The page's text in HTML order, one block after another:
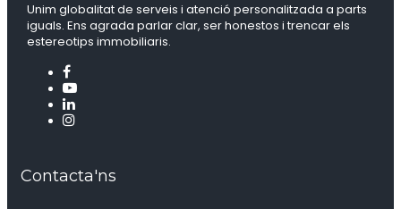
Unim globalitat de serveis i atenció personalitzada a parts
iguals. Ens agrada parlar clar, ser honestos i trencar els
estereotips immobiliaris.
Contacta'ns